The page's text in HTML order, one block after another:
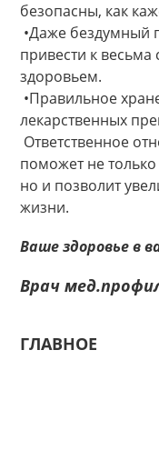
безопасны, как
•Даже бездумный
привести к
здоровьем.
•Правильное
лекарственных
Ответственное
поможет не
но и позволит
жизни.
Ваше здоровьев
Врач
ГЛАВНОЕ